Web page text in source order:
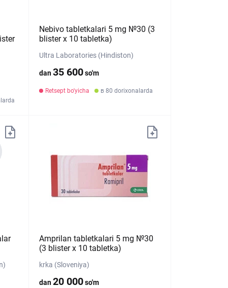
Nebivo tabletkalari 5 mg №30 (3
blister х 10 tabletka)
Ultra Laboratories (Hindiston)
dan35 600so'm
Retsept bo'yicha в 80 dorixonalarda
Amprilan tabletkalari 5 mg №30
(3 blister х 10 tabletka)
krka (Sloveniya)
dan20 000so'm